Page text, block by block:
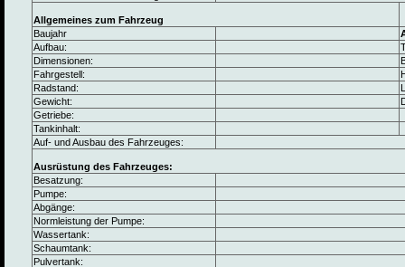
Allgemeines zum Fahrzeug
Baujahr
Aufbau:
Dimensionen:
Fahrgestell:
Radstand:
Gewicht:
Getriebe:
Tankinhalt:
Auf- und Ausbau des Fahrzeuges:
Ausrüstung des Fahrzeuges:
Besatzung:
Pumpe:
Abgänge:
Normleistung der Pumpe:
Wassertank:
Schaumtank:
Pulvertank: